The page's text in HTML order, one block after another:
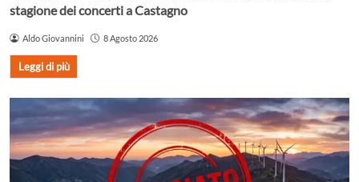
stagione dei concerti a Castagno
Aldo Giovannini 8 Agosto 2026
Leggi di più